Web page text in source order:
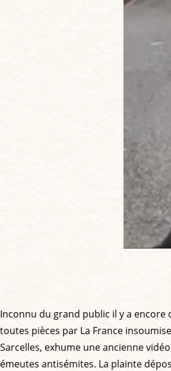
Inconnu du grand public il y a encore
toutes pièces par La France
Sarcelles, exhume une ancienne
émeutes antisémites. La plainte